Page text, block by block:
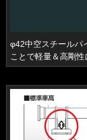
φ42中空スチールパ
ことで軽量＆高剛性